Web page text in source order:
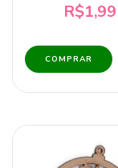
R$1,99